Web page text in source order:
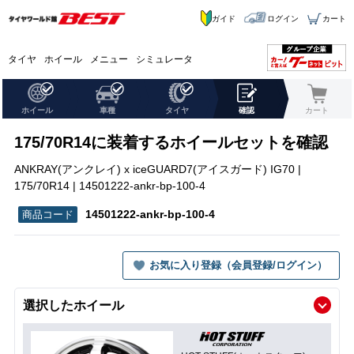
タイヤ ホイール メニュー シミュレータ
ガイド ログイン カート
ホイール 車種 タイヤ 確認 カート
175/70R14に装着するホイールセットを確認
ANKRAY(アンクレイ) x iceGUARD7(アイスガード) IG70 |
175/70R14 | 14501222-ankr-bp-100-4
14501222-ankr-bp-100-4
お気に入り登録（会員登録/ログイン）
選択したホイール